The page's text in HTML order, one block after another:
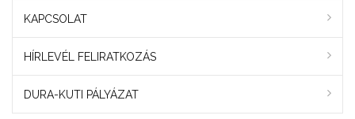
KAPCSOLAT
HÍRLEVÉL FELIRATKOZÁS
DURA-KUTI PÁLYÁZAT